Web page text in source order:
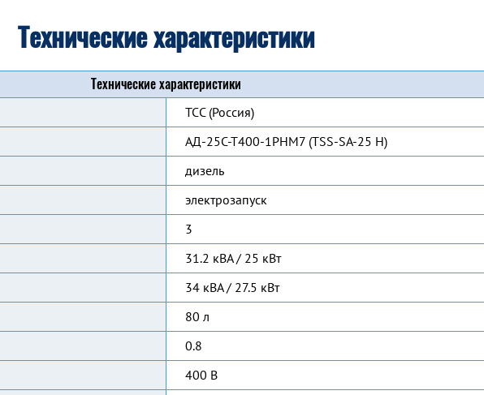
Технические характеристики
Технические характеристики
ТСС (Россия)
АД-25С-Т400-1РНМ7 (TSS-SA-25 H)
дизель
электрозапуск
3
31.2 кВА / 25 кВт
34 кВА / 27.5 кВт
80 л
0.8
400 В